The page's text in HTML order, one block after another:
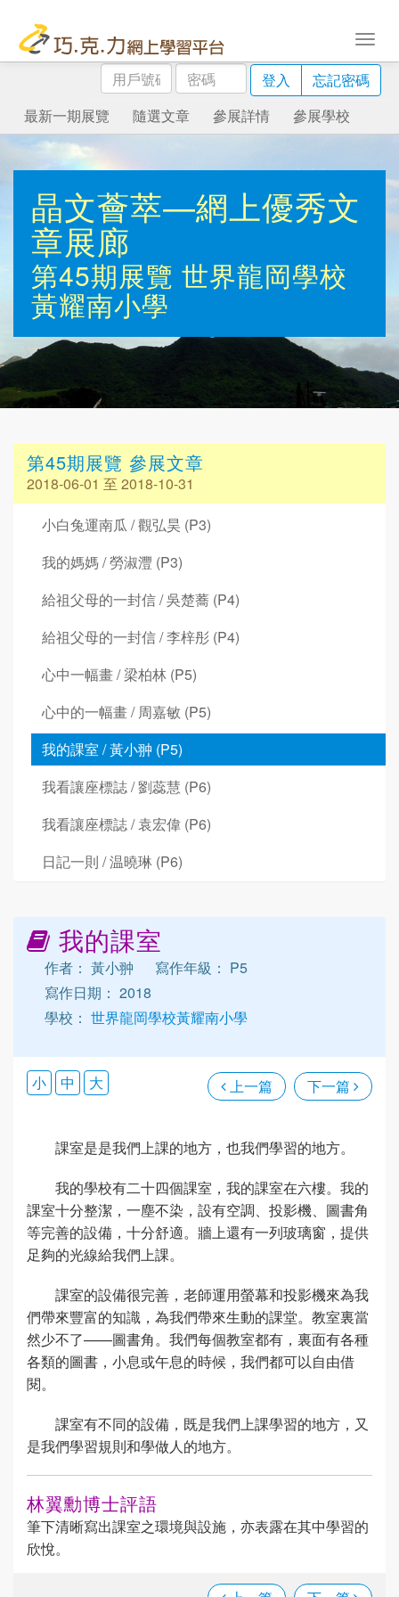
用
戶
號
碼
密
碼
登入
忘記密碼
最新一期展覽
隨選文章 參展詳情 參展學校
晶文薈萃—網上優秀文
章展廊
第45期展覽 世界龍岡學校
黃耀南小學
第45期展覽 參展文章
2018-06-01 至 2018-10-31
小白兔運南瓜 / 觀弘昊 (P3)
我的媽媽 / 勞淑灃 (P3)
給祖父母的一封信 / 吳楚蕎 (P4)
給祖父母的一封信 / 李梓彤 (P4)
心中一幅畫 / 梁柏林 (P5)
心中的一幅畫 / 周嘉敏 (P5)
我的課室 / 黃小翀 (P5)
我看讓座標誌 / 劉蕊慧 (P6)
我看讓座標誌 / 袁宏偉 (P6)
日記一則 / 温曉琳 (P6)
我的課室
作者： 黃小翀
寫作年級： P5
寫作日期： 2018
學校： 世界龍岡學校黃耀南小學
上一篇 下一篇
小 中 大
課室是是我們上課的地方，也我們學習的地方。
我的學校有二十四個課室，我的課室在六樓。我的
課室十分整潔，一塵不染，設有空調、投影機、圖書角
等完善的設備，十分舒適。牆上還有一列玻璃窗，提供
足夠的光線給我們上課。
課室的設備很完善，老師運用螢幕和投影機來為我
們帶來豐富的知識，為我們帶來生動的課堂。教室裏當
然少不了——圖書角。我們每個教室都有，裏面有各種
各類的圖書，小息或午息的時候，我們都可以自由借
閱。
課室有不同的設備，既是我們上課學習的地方，又
是我們學習規則和學做人的地方。
林翼勳博士評語
筆下清晰寫出課室之環境與設施，亦表露在其中學習的
欣悅。